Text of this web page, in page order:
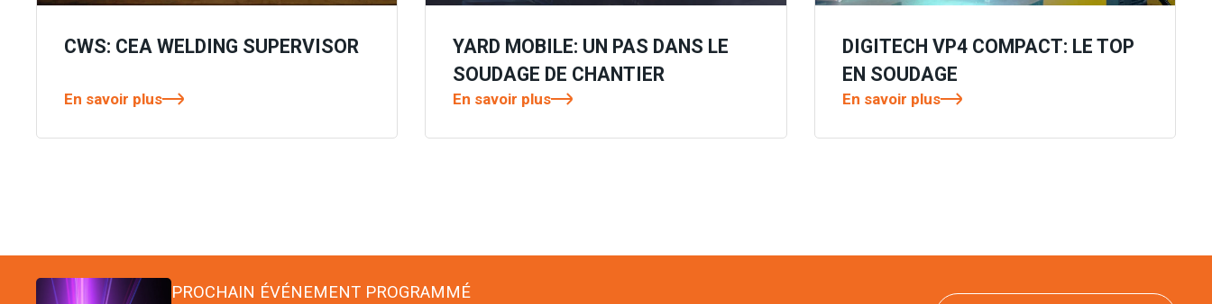
CWS: CEA WELDING SUPERVISOR
En savoir plus
YARD MOBILE: UN PAS DANS LE
SOUDAGE DE CHANTIER
En savoir plus
DIGITECH VP4 COMPACT: LE TOP
EN SOUDAGE
En savoir plus
PROCHAIN ÉVÉNEMENT PROGRAMMÉ